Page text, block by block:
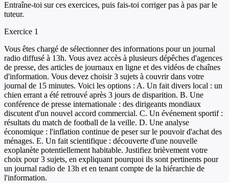
Entraîne-toi sur ces exercices, puis fais-toi corriger pas à pas par le
tuteur.
Exercice 1
Vous êtes chargé de sélectionner des informations pour un journal
radio diffusé à 13h. Vous avez accès à plusieurs dépêches d'agences
de presse, des articles de journaux en ligne et des vidéos de chaînes
d'information. Vous devez choisir 3 sujets à couvrir dans votre
journal de 15 minutes. Voici les options : A. Un fait divers local : un
chien errant a été retrouvé après 3 jours de disparition. B. Une
conférence de presse internationale : des dirigeants mondiaux
discutent d'un nouvel accord commercial. C. Un événement sportif :
résultats du match de football de la veille. D. Une analyse
économique : l'inflation continue de peser sur le pouvoir d'achat des
ménages. E. Un fait scientifique : découverte d'une nouvelle
exoplanète potentiellement habitable. Justifiez brièvement votre
choix pour 3 sujets, en expliquant pourquoi ils sont pertinents pour
un journal radio de 13h et en tenant compte de la hiérarchie de
l'information.